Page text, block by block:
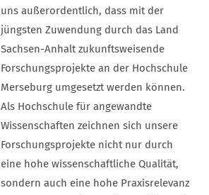
uns außerordentlich, dass mit der
jüngsten Zuwendung durch das Land
Sachsen-Anhalt zukunftsweisende
Forschungsprojekte an der Hochschule
Merseburg umgesetzt werden können.
Als Hochschule für angewandte
Wissenschaften zeichnen sich unsere
Forschungsprojekte nicht nur durch
eine hohe wissenschaftliche Qualität,
sondern auch eine hohe Praxisrelevanz